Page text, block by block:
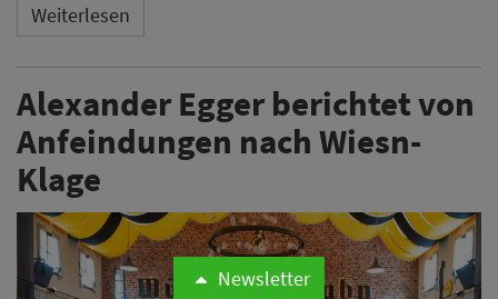
Weiterlesen
Alexander Egger berichtet von
Anfeindungen nach Wiesn-
Klage
Newsletter